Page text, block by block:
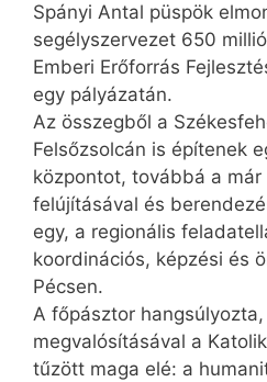
Spányi Antal püspök
segélyszervezet 650
Emberi Erőforrás
egy pályázatán.
Az összegből a
Felsőzsolcán is építenek
központot, továbbá a
felújításával és
egy, a regionális
koordinációs, képzési és
Pécsen.
A főpásztor
megvalósításával a
tűzött maga elé: a